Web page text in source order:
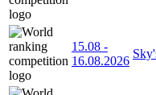
15.08 -
16.08.2026